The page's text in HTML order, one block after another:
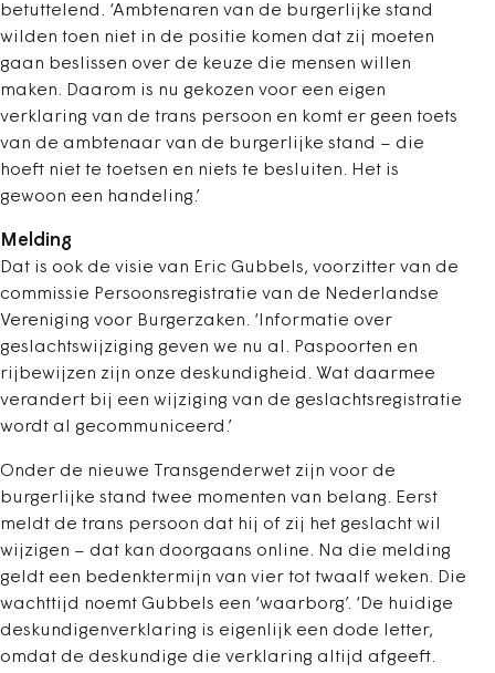
betuttelend. ‘Ambtenaren van de burgerlijke stand
wilden toen niet in de positie komen dat zij moeten
gaan beslissen over de keuze die mensen willen
maken. Daarom is nu gekozen voor een eigen
verklaring van de trans persoon en komt er geen toets
van de ambtenaar van de burgerlijke stand – die
hoeft niet te toetsen en niets te besluiten. Het is
gewoon een handeling.’
Melding
Dat is ook de visie van Eric Gubbels, voorzitter van de
commissie Persoonsregistratie van de Nederlandse
Vereniging voor Burgerzaken. ‘Informatie over
geslachtswijziging geven we nu al. Paspoorten en
rijbewijzen zijn onze deskundigheid. Wat daarmee
verandert bij een wijziging van de geslachtsregistratie
wordt al gecommuniceerd.’
Onder de nieuwe Transgenderwet zijn voor de
burgerlijke stand twee momenten van belang. Eerst
meldt de trans persoon dat hij of zij het geslacht wil
wijzigen – dat kan doorgaans online. Na die melding
geldt een bedenktermijn van vier tot twaalf weken. Die
wachttijd noemt Gubbels een ‘waarborg’. ‘De huidige
deskundigenverklaring is eigenlijk een dode letter,
omdat de deskundige die verklaring altijd afgeeft.